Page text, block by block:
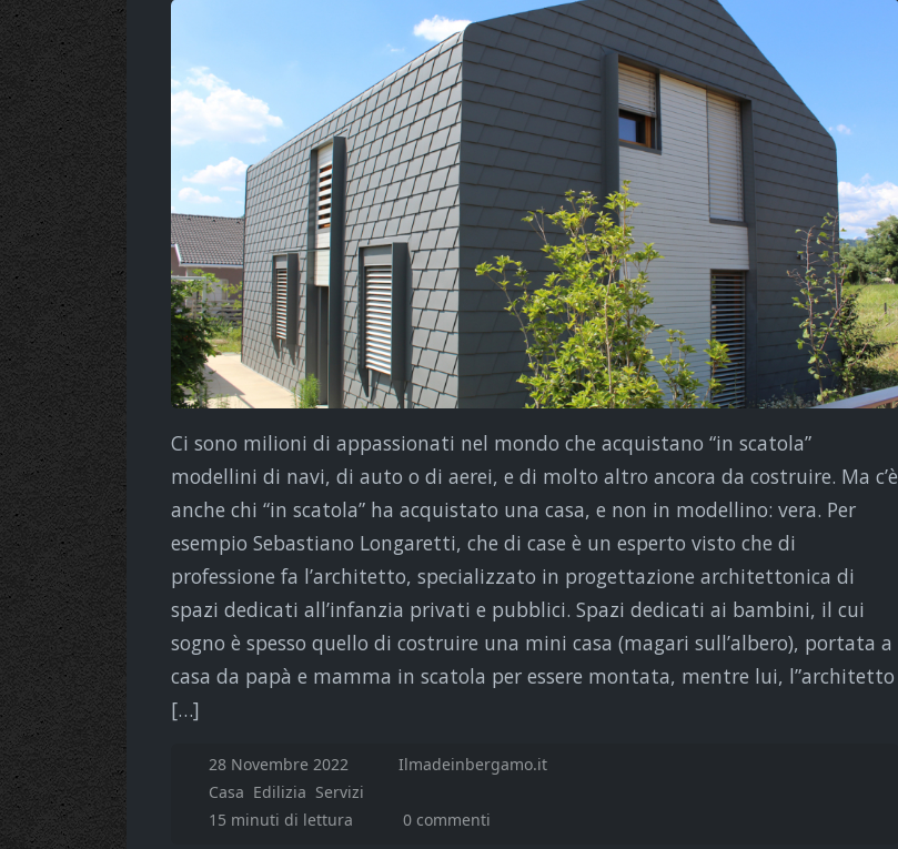
Ci sono milioni di appassionati nel mondo che acquistano “in scatola”
modellini di navi, di auto o di aerei, e di molto altro ancora da costruire. Ma c’è
anche chi “in scatola” ha acquistato una casa, e non in modellino: vera. Per
esempio Sebastiano Longaretti, che di case è un esperto visto che di
professione fa l’architetto, specializzato in progettazione architettonica di
spazi dedicati all’infanzia privati e pubblici. Spazi dedicati ai bambini, il cui
sogno è spesso quello di costruire una mini casa (magari sull’albero), portata a
casa da papà e mamma in scatola per essere montata, mentre lui, l”architetto
[…]
28 Novembre 2022
Ilmadeinbergamo.it
Casa Edilizia Servizi
15 minuti di lettura
0 commenti